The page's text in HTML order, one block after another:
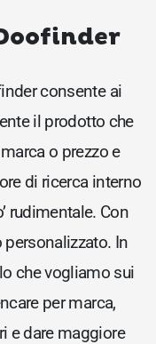
consente ai
il prodotto che
o prezzo e
di ricerca interno
rudimentale. Con
In
che vogliamo sui
per marca,
e dare maggiore